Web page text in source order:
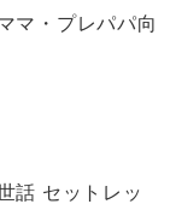
マ・プレパパ向
話 セットレッ